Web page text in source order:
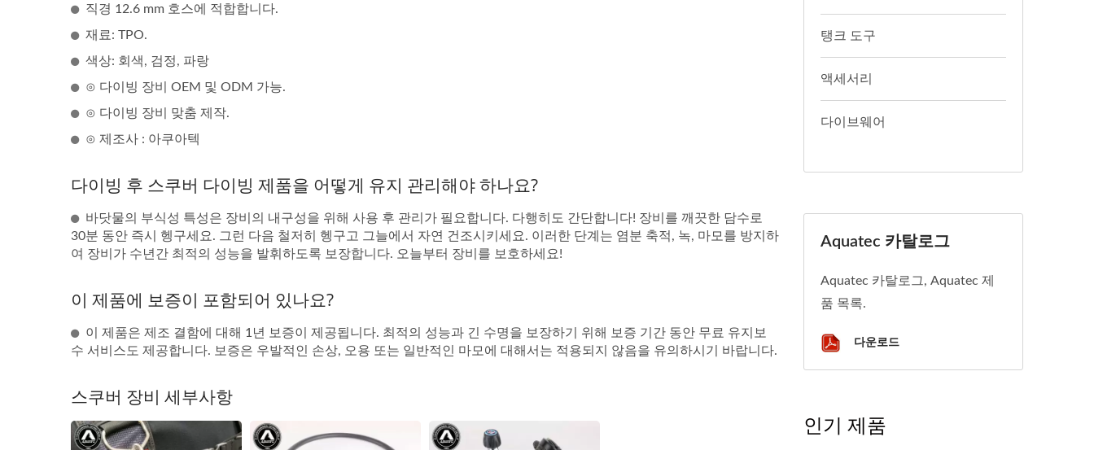
직경 12.6 mm 호스에 적합합니다.
재료: TPO.
색상: 회색, 검정, 파랑
⊙ 다이빙 장비 OEM 및 ODM 가능.
⊙ 다이빙 장비 맞춤 제작.
⊙ 제조사 : 아쿠아텍
다이빙 후 스쿠버 다이빙 제품을 어떻게 유지 관리해야 하나요?
바닷물의 부식성 특성은 장비의 내구성을 위해 사용 후 관리가 필요합니다. 다행히도 간단합니다! 장비를 깨끗한 담수로
30분 동안 즉시 헹구세요. 그런 다음 철저히 헹구고 그늘에서 자연 건조시키세요. 이러한 단계는 염분 축적, 녹, 마모를 방지하
여 장비가 수년간 최적의 성능을 발휘하도록 보장합니다. 오늘부터 장비를 보호하세요!
이 제품에 보증이 포함되어 있나요?
이 제품은 제조 결함에 대해 1년 보증이 제공됩니다. 최적의 성능과 긴 수명을 보장하기 위해 보증 기간 동안 무료 유지보
수 서비스도 제공합니다. 보증은 우발적인 손상, 오용 또는 일반적인 마모에 대해서는 적용되지 않음을 유의하시기 바랍니다.
스쿠버 장비 세부사항
탱크 도구
액세서리
다이브웨어
Aquatec 카탈로그
Aquatec 카탈로그, Aquatec 제
품 목록.
다운로드
인기 제품